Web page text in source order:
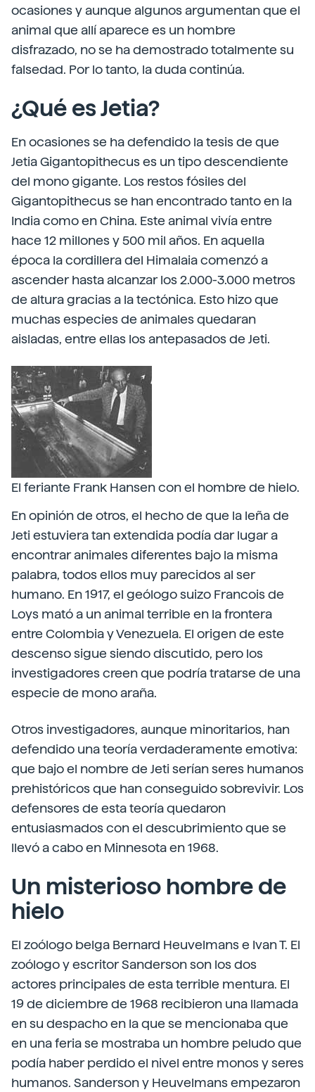
ocasiones y aunque algunos argumentan que el
animal que allí aparece es un hombre
disfrazado, no se ha demostrado totalmente su
falsedad. Por lo tanto, la duda continúa.
¿Qué es Jetia?
En ocasiones se ha defendido la tesis de que
Jetia Gigantopithecus es un tipo descendiente
del mono gigante. Los restos fósiles del
Gigantopithecus se han encontrado tanto en la
India como en China. Este animal vivía entre
hace 12 millones y 500 mil años. En aquella
época la cordillera del Himalaia comenzó a
ascender hasta alcanzar los 2.000-3.000 metros
de altura gracias a la tectónica. Esto hizo que
muchas especies de animales quedaran
aisladas, entre ellas los antepasados de Jeti.
El feriante Frank Hansen con el hombre de hielo.
En opinión de otros, el hecho de que la leña de
Jeti estuviera tan extendida podía dar lugar a
encontrar animales diferentes bajo la misma
palabra, todos ellos muy parecidos al ser
humano. En 1917, el geólogo suizo Francois de
Loys mató a un animal terrible en la frontera
entre Colombia y Venezuela. El origen de este
descenso sigue siendo discutido, pero los
investigadores creen que podría tratarse de una
especie de mono araña.
Otros investigadores, aunque minoritarios, han
defendido una teoría verdaderamente emotiva:
que bajo el nombre de Jeti serían seres humanos
prehistóricos que han conseguido sobrevivir. Los
defensores de esta teoría quedaron
entusiasmados con el descubrimiento que se
llevó a cabo en Minnesota en 1968.
Un misterioso hombre de
hielo
El zoólogo belga Bernard Heuvelmans e Ivan T. El
zoólogo y escritor Sanderson son los dos
actores principales de esta terrible mentura. El
19 de diciembre de 1968 recibieron una llamada
en su despacho en la que se mencionaba que
en una feria se mostraba un hombre peludo que
podía haber perdido el nivel entre monos y seres
humanos. Sanderson y Heuvelmans empezaron